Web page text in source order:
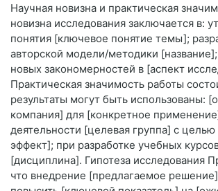
Научная новизна и практическая
новизна исследования заключается в:
понятия [ключевое понятие темы];
авторской модели/методики
новых закономерностей в [аспект
Практическая значимость работы
результаты могут быть использованы:
компания] для [конкретное
деятельности [целевая группа] с
эффект]; при разработке учебных
[дисциплина]. Гипотеза исследования
что внедрение [предлагаемое